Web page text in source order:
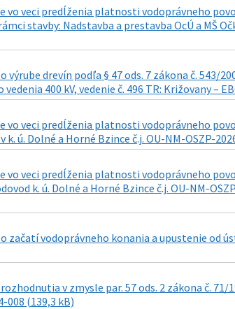
vo veci predĺženia platnosti vodoprávneho
stavby: Nadstavba a prestavba OcÚ a MŠ
výrube drevín podľa § 47 ods. 7 zákona č. 543/
400 kV, vedenie č. 496 TR: Križovany –
vo veci predĺženia platnosti vodoprávneho
k. ú. Dolné a Horné Bzince č.j. OU-NM-OSZP-
vo veci predĺženia platnosti vodoprávneho
k. ú. Dolné a Horné Bzince č.j. OU-NM-
začatí vodoprávneho konania a upustenie od
v zmysle par. 57 ods. 2 zákona č.
008 (139,3 kB)